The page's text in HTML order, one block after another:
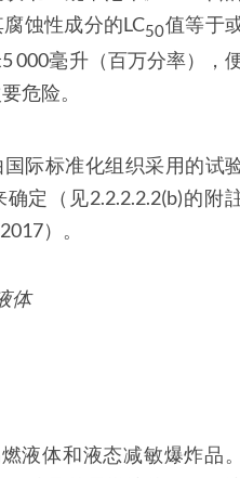
蚀性成分的LC50值等于
000毫升（百万分率），
危险。
际标准化组织采用的试
定（见2.2.2.2.2(b)的附
）。
体
液体和液态减敏爆炸品